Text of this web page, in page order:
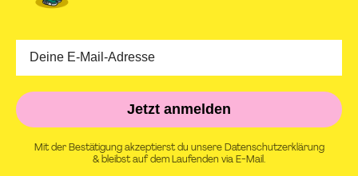
Jetzt anmelden
Mit der Bestätigung akzeptierst du unsere Datenschutzerklärung
& bleibst auf dem Laufenden via E-Mail.